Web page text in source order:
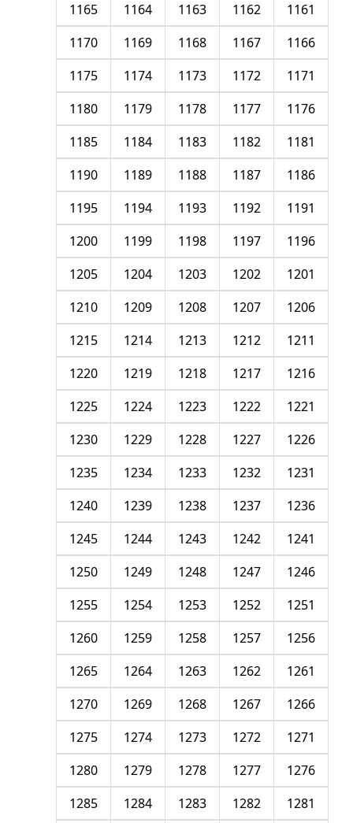
1161
1162
1163
1164
1165
1166
1167
1168
1169
1170
1171
1172
1173
1174
1175
1176
1177
1178
1179
1180
1181
1182
1183
1184
1185
1186
1187
1188
1189
1190
1191
1192
1193
1194
1195
1196
1197
1198
1199
1200
1201
1202
1203
1204
1205
1206
1207
1208
1209
1210
1211
1212
1213
1214
1215
1216
1217
1218
1219
1220
1221
1222
1223
1224
1225
1226
1227
1228
1229
1230
1231
1232
1233
1234
1235
1236
1237
1238
1239
1240
1241
1242
1243
1244
1245
1246
1247
1248
1249
1250
1251
1252
1253
1254
1255
1256
1257
1258
1259
1260
1261
1262
1263
1264
1265
1266
1267
1268
1269
1270
1271
1272
1273
1274
1275
1276
1277
1278
1279
1280
1281
1282
1283
1284
1285